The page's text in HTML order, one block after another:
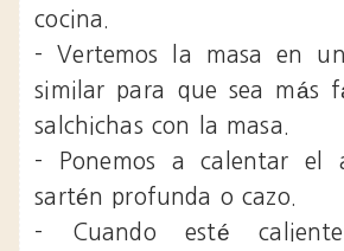
cocina.
- Vertemos la masa en
similar para que sea más
salchichas con la masa.
- Ponemos a calentar el
sartén profunda o cazo.
- Cuando esté